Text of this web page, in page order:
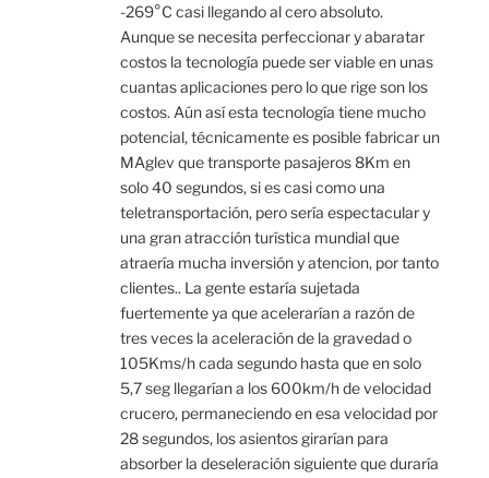
-269°C casi llegando al cero absoluto.
Aunque se necesita perfeccionar y abaratar
costos la tecnología puede ser viable en unas
cuantas aplicaciones pero lo que rige son los
costos. Aún así esta tecnología tiene mucho
potencial, técnicamente es posible fabricar un
MAglev que transporte pasajeros 8Km en
solo 40 segundos, si es casi como una
teletransportación, pero sería espectacular y
una gran atracción turística mundial que
atraería mucha inversión y atencion, por tanto
clientes.. La gente estaría sujetada
fuertemente ya que acelerarían a razón de
tres veces la aceleración de la gravedad o
105Kms/h cada segundo hasta que en solo
5,7 seg llegarían a los 600km/h de velocidad
crucero, permaneciendo en esa velocidad por
28 segundos, los asientos girarían para
absorber la deseleración siguiente que duraría